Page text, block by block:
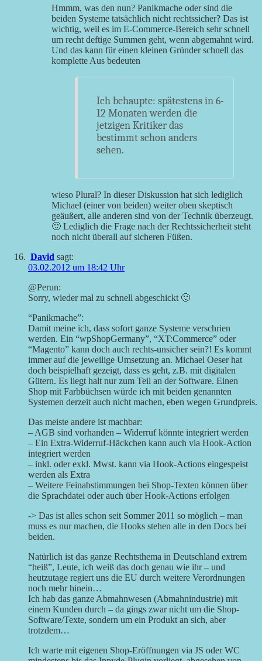
Hmmm, was den nun? Panikmache oder sind die
beiden Systeme tatsächlich nicht rechtssicher? Das ist
wichtig, weil es im E-Commerce-Bereich sehr schnell
um recht deftige Summen geht, wenn abgemahnt wird.
Und das kann für einen kleinen Gründer schnell das
komplette Aus bedeuten
Ich behaupte: spätestens in 6-
12 Monaten werden die
jetzigen Kritiker das
bestimmt schon anders
sehen.
wieso Plural? In dieser Diskussion hat sich lediglich
Michael (einer von beiden) weiter oben skeptisch
geäußert, alle anderen sind von der Technik überzeugt.
🙂 Lediglich die Frage nach der Rechtssicherheit steht
noch nicht überall auf sicheren Füßen.
David sagt:
03.02.2012 um 18:42 Uhr
@Perun:
Sorry, wieder mal zu schnell abgeschickt 🙂
“Panikmache”:
Damit meine ich, dass sofort ganze Systeme verschrien
werden. Ein “wpShopGermany”, “XT:Commerce” oder
“Magento” kann doch auch rechts-unsicher sein?! Es kommt
immer auf die jeweilige Umsetzung an. Michael Oeser hat
doch beispielhaft gezeigt, dass es geht, z.B. mit digitalen
Gütern. Es liegt halt nur zum Teil an der Software. Einen
Shop mit Farbbüchsen würde ich mit beiden genannten
Systemen derzeit auch nicht machen, eben wegen Grundpreis.
Das meiste andere ist machbar:
– AGB sind vorhanden – Widerruf könnte integriert werden
– Ein Extra-Widerruf-Häckchen kann auch via Hook-Action
integriert werden
– inkl. oder exkl. Mwst. kann via Hook-Actions eingespeist
werden als Extra
– Weitere Feinabstimmungen bei Shop-Texten können über
die Sprachdatei oder auch über Hook-Actions erfolgen
-> Das ist alles schon seit Sommer 2011 so möglich – man
muss es nur machen, die Hooks stehen alle in den Docs bei
beiden.
Natürlich ist das ganze Rechtsthema in Deutschland extrem
“heiß”, Leute, ich weiß das doch genau wie ihr – und
heutzutage regiert uns die EU durch weitere Verordnungen
noch mehr hinein…
Ich hab das ganze Abmahnwesen (Abmahnindustrie) mit
einem Kunden durch – da gings zwar nicht um die Shop-
Software/Texte, sondern um ein Produkt an sich, aber
trotzdem…
Ich warte mit eigenen Shop-Eröffnungen via JS oder WC